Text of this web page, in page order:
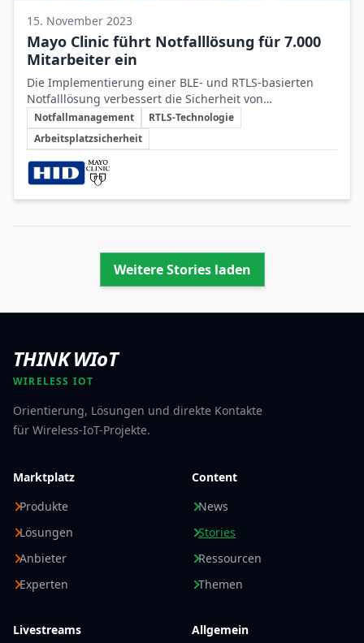
15. November 2023
Mayo Clinic führt Notfalllösung für 7.000
Mitarbeiter ein
Die Implementierung einer BLE- und RTLS-basierten
Notfalllösung verbessert die Sicherheit von
Klinikmitarbeitern und ermöglicht eine schnelle
Reaktion bei Gewaltvorfällen am Arbeitsplatz.
Schlüsselthemen
Notfallmanagement
RTLS-Technologie
Arbeitsplatzsicherheit
Beteiligte Unternehmen
Weitere Stories laden
THINK WIoT
WIRELESS IOT
Orientierung, Lösungen und direkte Kontakte
für Wireless-IoT-Projekte.
Marktplatz
Produkte
Lösungen
Anbieter
Experten
Content
News
Stories
Ressourcen
Themen
Livestreams Allgemein